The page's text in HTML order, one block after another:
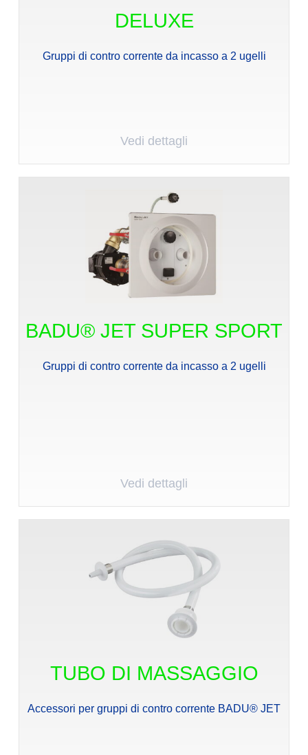
DELUXE
Gruppi di contro corrente da incasso a 2 ugelli
Vedi dettagli
BADU® JET SUPER SPORT
Gruppi di contro corrente da incasso a 2 ugelli
Vedi dettagli
TUBO DI MASSAGGIO
Accessori per gruppi di contro corrente BADU® JET